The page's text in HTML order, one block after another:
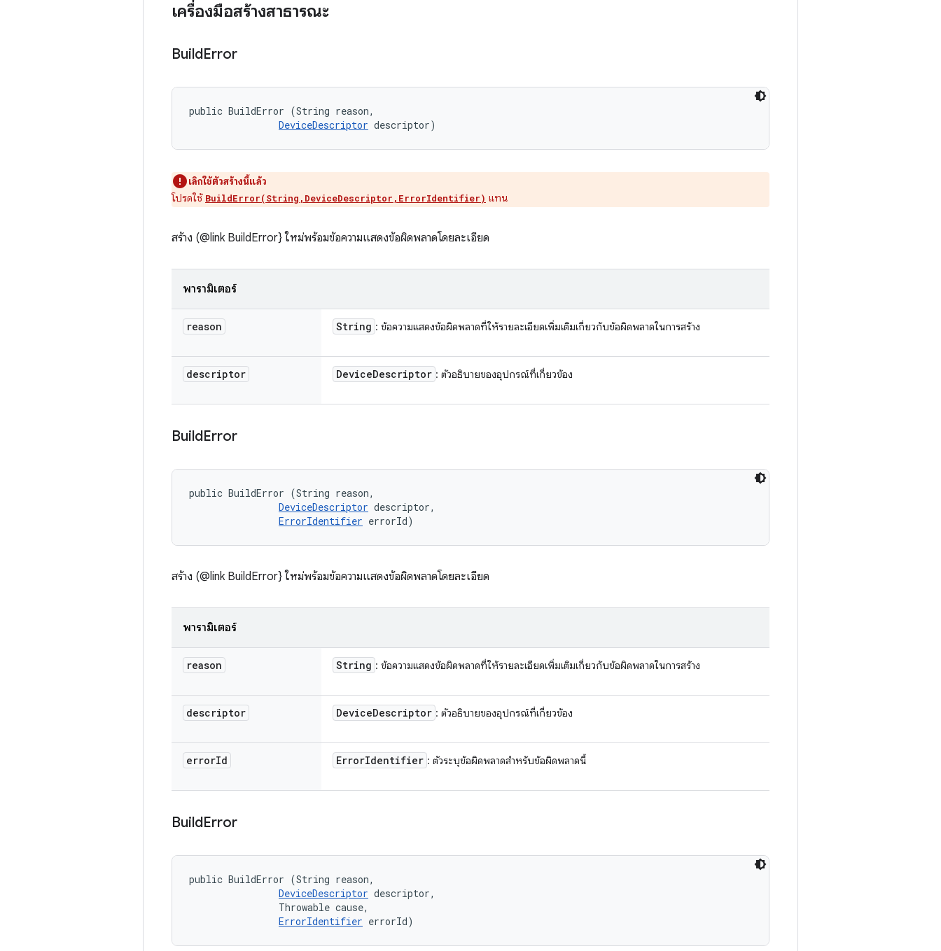
เครื่องมือสร้างสาธารณะ
BuildError
public BuildError (String reason,
DeviceDescriptor descriptor)
เลิกใช้ตัวสร้างนี้แล้ว
โปรดใช้ BuildError(String,DeviceDescriptor,ErrorIdentifier) แทน
สร้าง (@link BuildError} ใหม่พร้อมข้อความแสดงข้อผิดพลาดโดยละเอียด
พารามิเตอร์
reason String : ข้อความแสดงข้อผิดพลาดที่ให้รายละเอียดเพิ่มเติมเกี่ยวกับข้อผิดพลาดในการสร้าง
descriptor DeviceDescriptor : ตัวอธิบายของอุปกรณ์ที่เกี่ยวข้อง
BuildError
public BuildError (String reason,
DeviceDescriptor descriptor,
ErrorIdentifier errorId)
สร้าง (@link BuildError} ใหม่พร้อมข้อความแสดงข้อผิดพลาดโดยละเอียด
พารามิเตอร์
reason String : ข้อความแสดงข้อผิดพลาดที่ให้รายละเอียดเพิ่มเติมเกี่ยวกับข้อผิดพลาดในการสร้าง
descriptor DeviceDescriptor : ตัวอธิบายของอุปกรณ์ที่เกี่ยวข้อง
errorId ErrorIdentifier : ตัวระบุข้อผิดพลาดสำหรับข้อผิดพลาดนี้
BuildError
public BuildError (String reason,
DeviceDescriptor descriptor,
                Throwable cause,
ErrorIdentifier errorId)